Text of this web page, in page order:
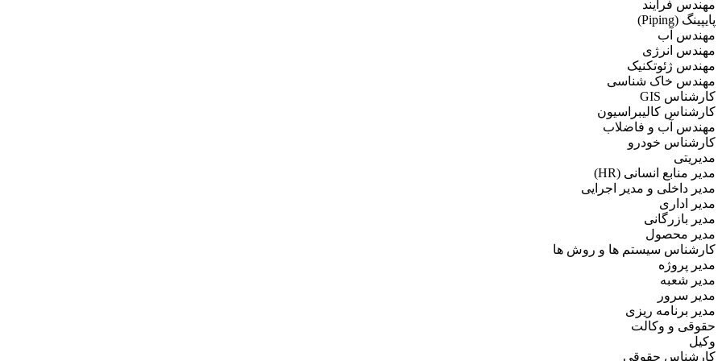
مهندس فرایند
پایپینگ (Piping)
مهندس آب
مهندس انرژی
مهندس ژئوتکنیک
مهندس خاک شناسی
کارشناس GIS
کارشناس کالیبراسیون
مهندس آب و فاضلاب
کارشناس خودرو
مدیریتی
مدیر منابع انسانی (HR)
مدیر داخلی و مدیر اجرایی
مدیر اداری
مدیر بازرگانی
مدیر محصول
کارشناس سیستم ها و روش ها
مدیر پروژه
مدیر شعبه
مدیر سرور
مدیر برنامه ریزی
حقوقی و وکالت
وکیل
کارشناس حقوقی